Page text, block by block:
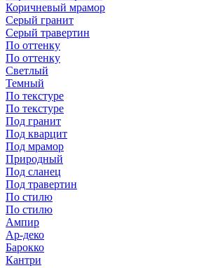
Коричневый мрамор
Серый гранит
Серый травертин
По оттенку
По оттенку
Светлый
Темный
По текстуре
По текстуре
Под гранит
Под кварцит
Под мрамор
Природный
Под сланец
Под травертин
По стилю
По стилю
Ампир
Ар-деко
Барокко
Кантри